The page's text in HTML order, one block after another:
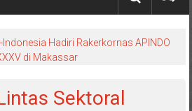
Indonesia Hadiri Rakerkornas APINDO
di Makassar
Sektoral